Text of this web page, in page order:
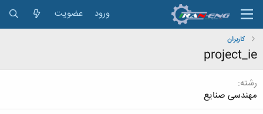
ورود عضویت
کاربران
project_ie
رشته
مهندسی صنایع